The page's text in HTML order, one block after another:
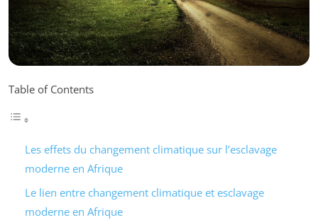
Table of Contents
Les effets du changement climatique sur l’esclavage
moderne en Afrique
Le lien entre changement climatique et esclavage
moderne en Afrique